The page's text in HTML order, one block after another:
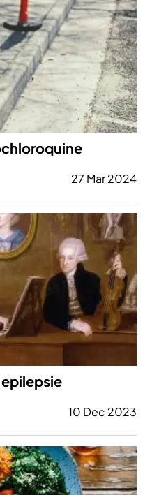
27 Mar 2024
10 Dec 2023